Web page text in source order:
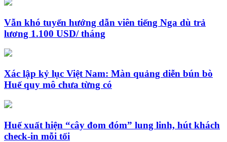
Vẫn khó tuyển hướng dẫn viên tiếng Nga dù trả
lương 1.100 USD/ tháng
Xác lập kỷ lục Việt Nam: Màn quảng diễn bún bò
Huế quy mô chưa từng có
Huế xuất hiện “cây đom đóm” lung linh, hút khách
check-in mỗi tối